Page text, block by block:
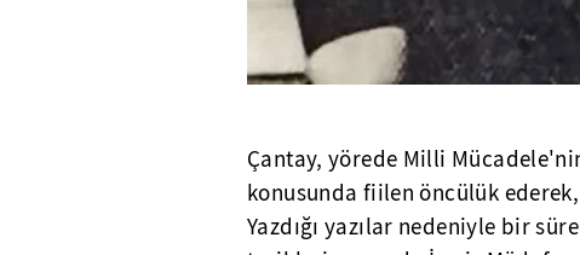
Çantay, yörede Milli
konusunda fiilen öncülük
Yazdığı yazılar nedeniyle bir